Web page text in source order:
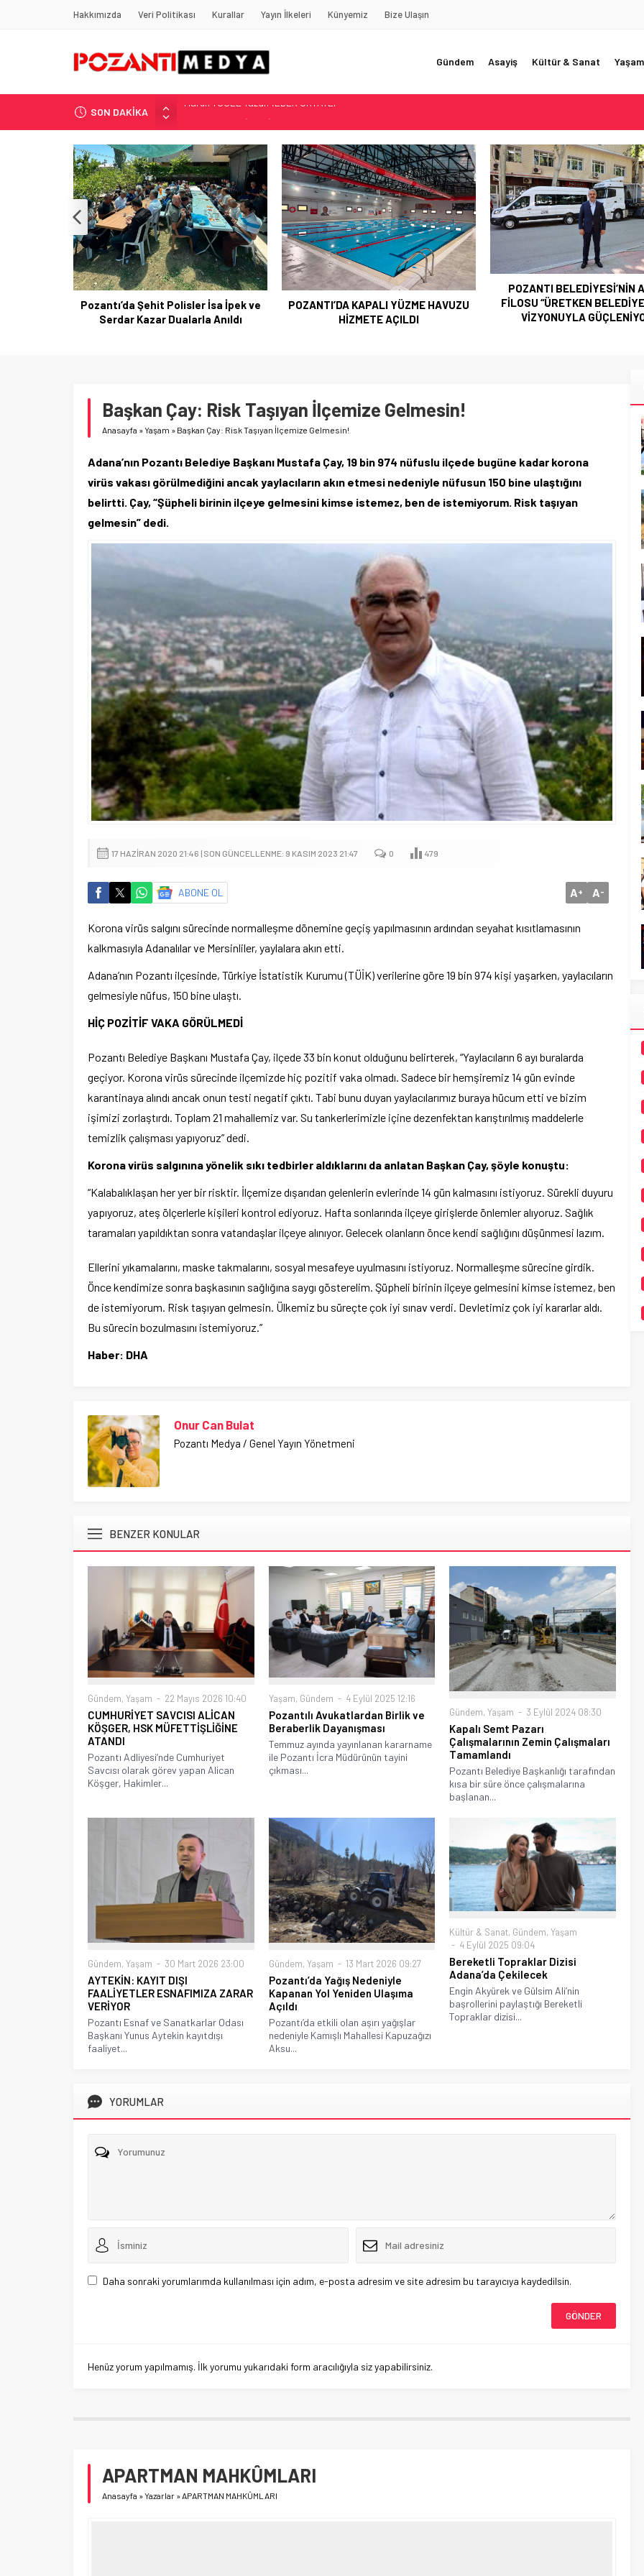
Hakkımızda Veri Politikası Kurallar Yayın İlkeleri Künyemiz Bize Ulaşın
Gündem Asayiş Kültür & Sanat Yaşam
SON DAKİKA
Adana’nın Gizli Cenneti Pozantı Akçatekir Yaylası
Yılmaz Soğutma’dan Buzdolabı Uyarısı
Gaziantep, Mersin ve Adana’da Web Tasarımın Öncüsü GZR Ajans
Harun YÜCEL Yazdı: İLBER ORTAYLI
Pozantı’da Şehit Polisler İsa İpek ve
Serdar Kazar Dualarla Anıldı
POZANTI’DA KAPALI YÜZME HAVUZU
HİZMETE AÇILDI
POZANTI BELEDİYESİ’NİN
FİLOSU “ÜRETKEN
VİZYONUYLA
Başkan Çay: Risk Taşıyan İlçemize Gelmesin!
Anasayfa »Yaşam » Başkan Çay: Risk Taşıyan İlçemize Gelmesin!
Adana’nın Pozantı Belediye Başkanı Mustafa Çay, 19 bin 974 nüfuslu ilçede bugüne kadar korona
virüs vakası görülmediğini ancak yaylacıların akın etmesi nedeniyle nüfusun 150 bine ulaştığını
belirtti. Çay, “Şüpheli birinin ilçeye gelmesini kimse istemez, ben de istemiyorum. Risk taşıyan
gelmesin” dedi.
17 HAZIRAN 2020 21:46 | SON GÜNCELLENME: 9 KASIM 2023 21:47 0 479
ABONE OL A+ A-
Korona virüs salgını sürecinde normalleşme dönemine geçiş yapılmasının ardından seyahat kısıtlamasının
kalkmasıyla Adanalılar ve Mersinliler, yaylalara akın etti.
Adana’nın Pozantı ilçesinde, Türkiye İstatistik Kurumu (TÜİK) verilerine göre 19 bin 974 kişi yaşarken, yaylacıların
gelmesiyle nüfus, 150 bine ulaştı.
HİÇ POZİTİF VAKA GÖRÜLMEDİ
Pozantı Belediye Başkanı Mustafa Çay, ilçede 33 bin konut olduğunu belirterek, “Yaylacıların 6 ayı buralarda
geçiyor. Korona virüs sürecinde ilçemizde hiç pozitif vaka olmadı. Sadece bir hemşiremiz 14 gün evinde
karantinaya alındı ancak onun testi negatif çıktı. Tabi bunu duyan yaylacılarımız buraya hücum etti ve bizim
işimizi zorlaştırdı. Toplam 21 mahallemiz var. Su tankerlerimizle içine dezenfektan karıştırılmış maddelerle
temizlik çalışması yapıyoruz” dedi.
Korona virüs salgınına yönelik sıkı tedbirler aldıklarını da anlatan Başkan Çay, şöyle konuştu:
“Kalabalıklaşan her yer bir risktir. İlçemize dışarıdan gelenlerin evlerinde 14 gün kalmasını istiyoruz. Sürekli duyuru
yapıyoruz, ateş ölçerlerle kişileri kontrol ediyoruz. Hafta sonlarında ilçeye girişlerde önlemler alıyoruz. Sağlık
taramaları yapıldıktan sonra vatandaşlar ilçeye alınıyor. Gelecek olanların önce kendi sağlığını düşünmesi lazım.
Ellerini yıkamalarını, maske takmalarını, sosyal mesafeye uyulmasını istiyoruz. Normalleşme sürecine girdik.
Önce kendimize sonra başkasının sağlığına saygı gösterelim. Şüpheli birinin ilçeye gelmesini kimse istemez, ben
de istemiyorum. Risk taşıyan gelmesin. Ülkemiz bu süreçte çok iyi sınav verdi. Devletimiz çok iyi kararlar aldı.
Bu sürecin bozulmasını istemiyoruz.”
Haber: DHA
Onur Can Bulat
Pozantı Medya / Genel Yayın Yönetmeni
BENZER KONULAR
Gündem, Yaşam 22 Mayıs 2026 10:40
CUMHURİYET SAVCISI ALİCAN
KÖŞGER, HSK MÜFETTİŞLİĞİNE
ATANDI
Pozantı Adliyesi’nde Cumhuriyet
Savcısı olarak görev yapan Alican
Köşger, Hakimler...
Yaşam, Gündem 4 Eylül 2025 12:16
Pozantılı Avukatlardan Birlik ve
Beraberlik Dayanışması
Temmuz ayında yayınlanan kararname
ile Pozantı İcra Müdürünün tayini
çıkması...
Gündem,Yaşam 3 Eylül 2024 08:30
Kapalı Semt Pazarı
Çalışmalarının Zemin Çalışmaları
Tamamlandı
Pozantı Belediye Başkanlığı tarafından
kısa bir süre önce çalışmalarına
başlanan...
Gündem, Yaşam 30 Mart 2026 23:00
AYTEKİN: KAYIT DIŞI
FAALİYETLER ESNAFIMIZA ZARAR
VERİYOR
Pozantı Esnaf ve Sanatkarlar Odası
Başkanı Yunus Aytekin kayıtdışı
faaliyet...
Gündem, Yaşam 13 Mart 2026 09:27
Pozantı’da Yağış Nedeniyle
Kapanan Yol Yeniden Ulaşıma
Açıldı
Pozantı’da etkili olan aşırı yağışlar
nedeniyle Kamışlı Mahallesi Kapuzağızı
Aksu...
Kültür & Sanat, Gündem,Yaşam
4 Eylül 2025 09:04
Bereketli Topraklar Dizisi
Adana’da Çekilecek
Engin Akyürek ve Gülsim Ali’nin
başrollerini paylaştığı Bereketli
Topraklar dizisi...
YORUMLAR
Daha sonraki yorumlarımda kullanılması için adım, e-posta adresim ve site adresim bu tarayıcıya kaydedilsin.
Henüz yorum yapılmamış. İlk yorumu yukarıdaki form aracılığıyla siz yapabilirsiniz.
APARTMAN MAHKÛMLARI
Anasayfa »Yazarlar »APARTMAN MAHKÛMLARI